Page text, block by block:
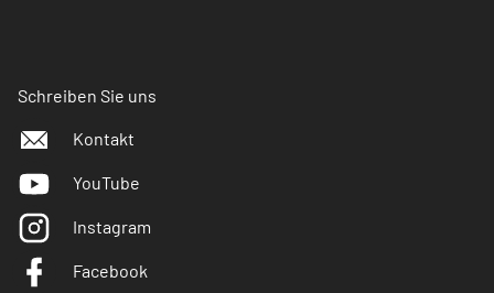
Schreiben Sie uns
Kontakt
YouTube
Instagram
Facebook